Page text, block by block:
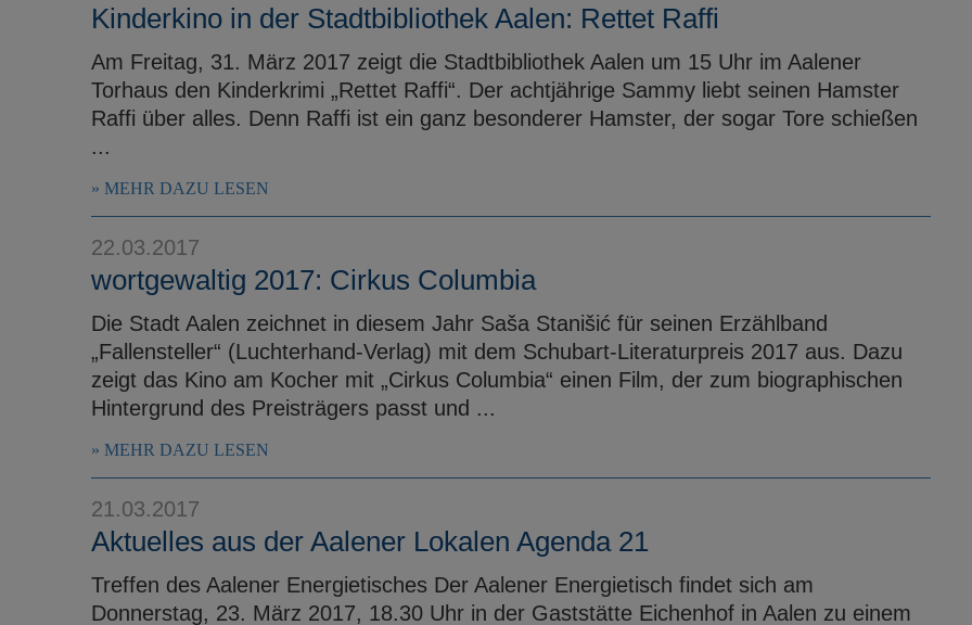
Kinderkino in der Stadtbibliothek Aalen: Rettet Raffi
Am Freitag, 31. März 2017 zeigt die Stadtbibliothek Aalen um 15 Uhr im Aalener
Torhaus den Kinderkrimi „Rettet Raffi“. Der achtjährige Sammy liebt seinen Hamster
Raffi über alles. Denn Raffi ist ein ganz besonderer Hamster, der sogar Tore schießen
...
MEHR DAZU LESEN
22.03.2017
wortgewaltig 2017: Cirkus Columbia
Die Stadt Aalen zeichnet in diesem Jahr Saša Stanišić für seinen Erzählband
„Fallensteller“ (Luchterhand-Verlag) mit dem Schubart-Literaturpreis 2017 aus. Dazu
zeigt das Kino am Kocher mit „Cirkus Columbia“ einen Film, der zum biographischen
Hintergrund des Preisträgers passt und ...
MEHR DAZU LESEN
21.03.2017
Aktuelles aus der Aalener Lokalen Agenda 21
Treffen des Aalener Energietisches Der Aalener Energietisch findet sich am
Donnerstag, 23. März 2017, 18.30 Uhr in der Gaststätte Eichenhof in Aalen zu einem